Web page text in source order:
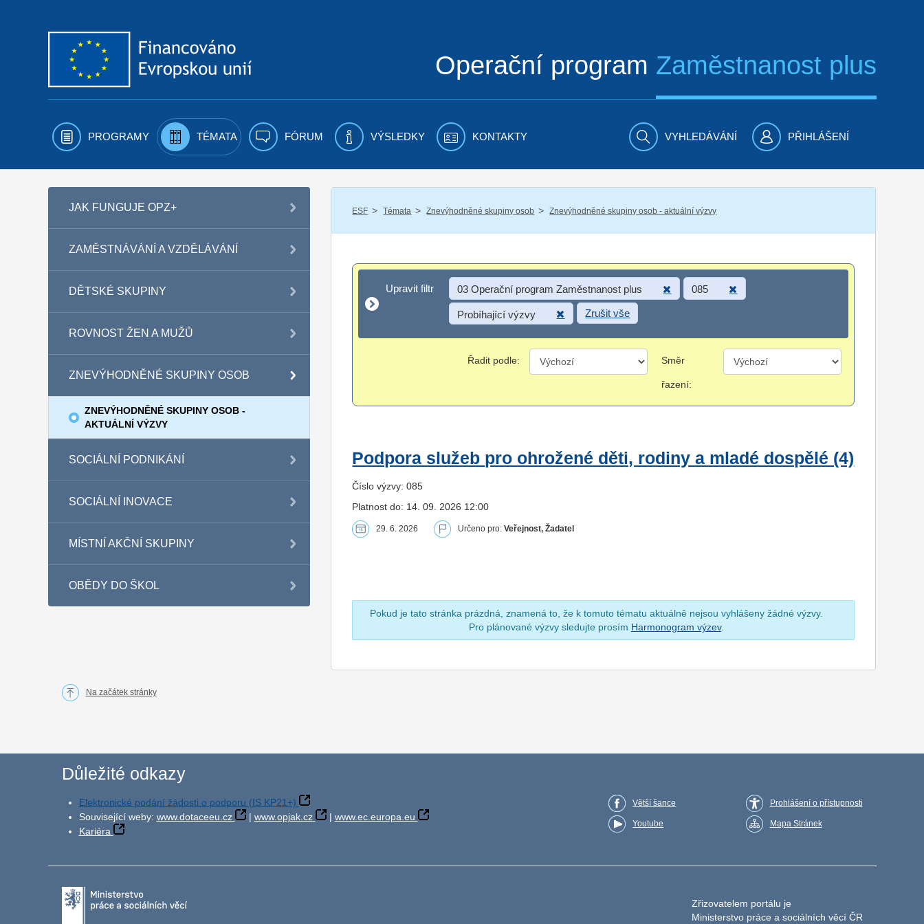
Operační program Zaměstnanost plus
PROGRAMY TÉMATA FÓRUM VÝSLEDKY KONTAKTY VYHLEDÁVÁNÍ PŘIHLÁŠENÍ
JAK FUNGUJE OPZ+
ZAMĚSTNÁVÁNÍ A VZDĚLÁVÁNÍ
DĚTSKÉ SKUPINY
ROVNOST ŽEN A MUŽŮ
ZNEVÝHODNĚNÉ SKUPINY OSOB
ZNEVÝHODNĚNÉ SKUPINY OSOB -
AKTUÁLNÍ VÝZVY
SOCIÁLNÍ PODNIKÁNÍ
SOCIÁLNÍ INOVACE
MÍSTNÍ AKČNÍ SKUPINY
OBĚDY DO ŠKOL
ESF / Témata / Znevýhodněné skupiny osob / Znevýhodněné skupiny osob - aktuální výzvy
Upravit filtr
Upravit filtr 03 Operační program Zaměstnanost plus 085
Probíhající výzvy Zrušit vše
Řadit podle: Směr
řazení:
Podpora služeb pro ohrožené děti, rodiny a mladé dospělé (4)
Číslo výzvy: 085
Platnost do: 14. 09. 2026 12:00
29. 6. 2026 Určeno pro:Veřejnost, Žadatel
Pokud je tato stránka prázdná, znamená to, že k tomuto tématu aktuálně nejsou vyhlášeny žádné výzvy.
Pro plánované výzvy sledujte prosím Harmonogram výzev.
Na začátek stránky
Důležité odkazy
Elektronické podání žádosti o podporu (IS KP21+)
Související weby: www.dotaceeu.cz | www.opjak.cz | www.ec.europa.eu
Kariéra
Větší šance
Youtube
Prohlášení o přístupnosti
Mapa Stránek
Zřizovatelem portálu je
Ministerstvo práce a sociálních věcí ČR